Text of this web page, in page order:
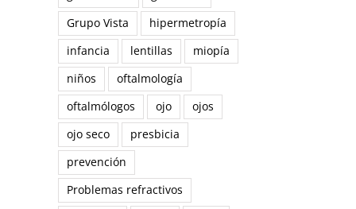
Grupo Vista
hipermetropía
infancia
lentillas
miopía
niños
oftalmología
oftalmólogos
ojo
ojos
ojo seco
presbicia
prevención
Problemas refractivos